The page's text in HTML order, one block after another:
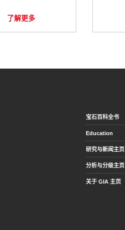
了解更多
宝石百科全书
Education
研究与新闻主页
分析与分级主页
关于 GIA 主页